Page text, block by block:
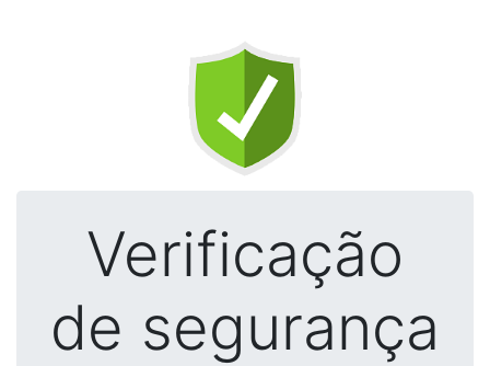
Verificação
de segurança